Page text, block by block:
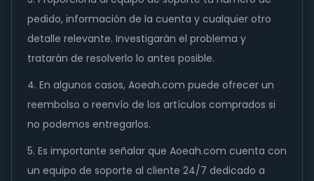
pedido, información de la cuenta y cualquier otro
detalle relevante. Investigaràn el problema y
tratarán de resolverlo lo antes posible.
4. En algunos casos, Aoeah.com puede ofrecer un
reembolso o reenvío de los artículos comprados si
no podemos entregarlos.
5. Es importante señalar que Aoeah.com cuenta con
un equipo de soporte al cliente 24/7 dedicado a